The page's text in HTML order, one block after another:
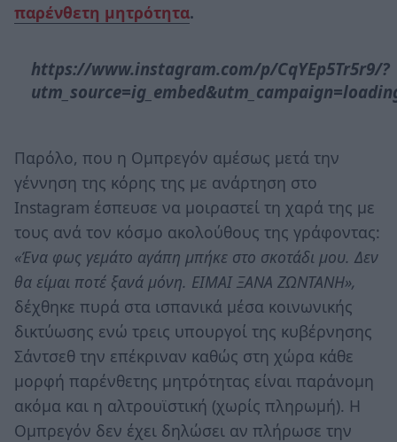
παρένθετη μητρότητα.
https://www.instagram.com/p/CqYEp5Tr5r9/?
Παρόλο, που η Ομπρεγόν αμέσως μετά την
γέννηση της κόρης της με ανάρτηση στο
Instagram έσπευσε να μοιραστεί τη χαρά της με
τους ανά τον κόσμο ακολούθους της γράφοντας:
«Ένα φως γεμάτο αγάπη μπήκε στο σκοτάδι μου. Δεν
θα είμαι ποτέ ξανά μόνη. ΕΙΜΑΙ ΞΑΝΑ ΖΩΝΤΑΝΗ»,
δέχθηκε πυρά στα ισπανικά μέσα κοινωνικής
δικτύωσης ενώ τρεις υπουργοί της κυβέρνησης
Σάντσεθ την επέκριναν καθώς στη χώρα κάθε
μορφή παρένθετης μητρότητας είναι παράνομη
ακόμα και η αλτρουϊστική (χωρίς πληρωμή). Η
Ομπρεγόν δεν έχει δηλώσει αν πλήρωσε την